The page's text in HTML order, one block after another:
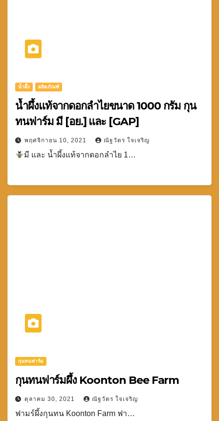
น้ำผึ้ง ผลิตภัณฑ์
น้ำผึ้งแท้จากดอกลำไยขนาด 1000 กรัม กุน
ทนฟาร์ม มี [อย.] และ [GAP]
พฤศจิกายน 10, 2021 ณัฐวัตร ใจเจริญ
มี และ น้ำผึ้งแท้จากดอกลำไย 1…
กุนทนฟาร์ม
กุนทนฟาร์มผึ้ง Koonton Bee Farm
ตุลาคม 30, 2021 ณัฐวัตร ใจเจริญ
ฟามร์ผึ้งกุนทน Koonton Farm ฟา…